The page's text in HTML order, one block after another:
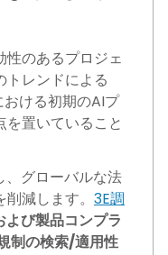
のあるプロジェ
トレンドによる
おける初期のAIプ
を置いていること
、グローバルな法
減します。 3E調
よび製品コンプラ
制の検索/適用性